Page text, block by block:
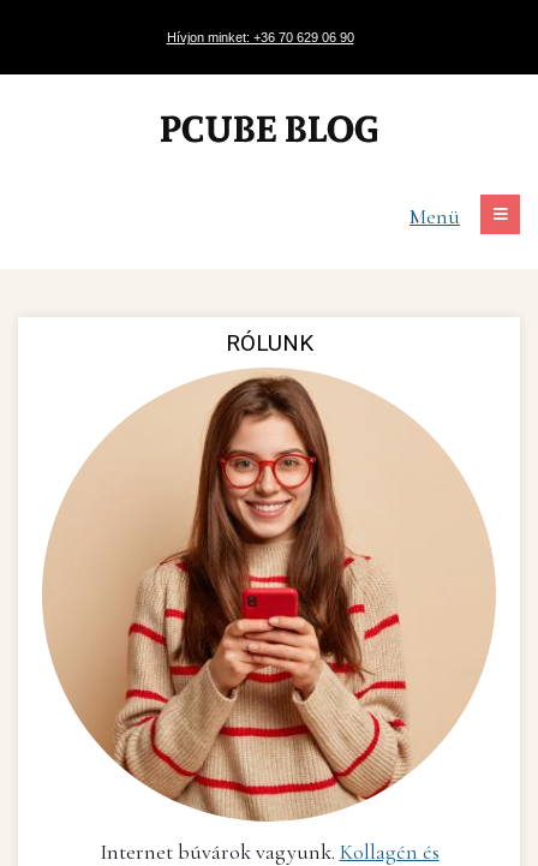
Hívjon minket: +36 70 629 06 90
Menü
RÓLUNK
Internet búvárok vagyunk. Kollagén és